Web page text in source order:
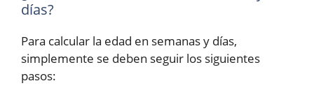
días?
Para calcular la edad en semanas y días,
simplemente se deben seguir los siguientes
pasos: